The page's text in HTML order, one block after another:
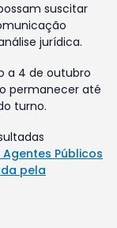
suscitar
jurídica.
a 4 de outubro
permanecer até
turno.
Públicos
pela